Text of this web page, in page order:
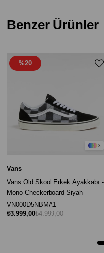
Benzer Ürünler
3
Vans
Vans Old Skool Erkek Ayakkabı -
Mono Checkerboard Siyah
VN000D5NBMA1
₺3.999,00₺4.999,00
%20